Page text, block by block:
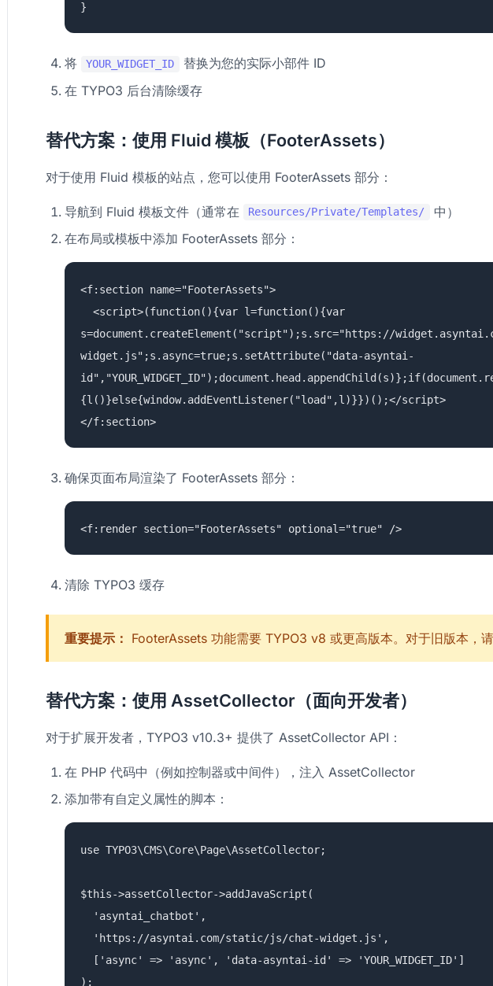
}
将 YOUR_WIDGET_ID
替换为您的实际小部件 ID
在 TYPO3 后台清除缓存
替代方案：使用 Fluid 模板（FooterAssets）
对于使用 Fluid 模板的站点，您可以使用 FooterAssets 部分：
导航到 Fluid 模板文件（通常在 Resources/Private/Templates/
中）
在布局或模板中添加 FooterAssets 部分：
<f:section name="FooterAssets">
<script>(function(){var l=function(){var
s=document.createElement("script");s.src="https://
widget.js";s.async=true;s.setAttribute("data-asyntai-
{l()}else{window.addEventListener("load",l)}})();</script>
</f:section>
确保页面布局渲染了 FooterAssets 部分：
<f:render section="FooterAssets" optional="true" />
清除 TYPO3 缓存
重要提示： FooterAssets 功能需要 TYPO3 v8 或更高版本。对于旧版本，
替代方案：使用 AssetCollector（面向开发者）
对于扩展开发者，TYPO3 v10.3+ 提供了 AssetCollector API：
在 PHP 代码中（例如控制器或中间件），注入 AssetCollector
添加带有自定义属性的脚本：
use TYPO3\CMS\Core\Page\AssetCollector;
$this->assetCollector->addJavaScript(
'asyntai_chatbot',
'https://asyntai.com/static/js/chat-widget.js',
['async' => 'async', 'data-asyntai-id' => 'YOUR_WIDGET_ID']
);